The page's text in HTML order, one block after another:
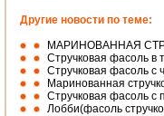
Другие новости по теме:
МАРИНОВАННАЯ
Стручковая фасоль в
Стручковая фасоль с
Маринованная
Стручковая фасоль с
Лобби(фасоль